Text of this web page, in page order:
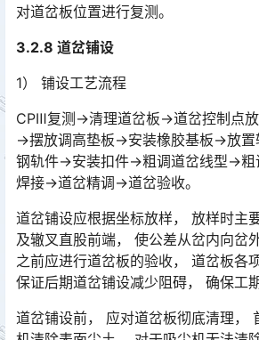
对道岔板位置进行复测。
3.2.8 道岔铺设
1） 铺设工艺流程
CPⅢ复测→清理道岔板→道岔控制点
→摆放调高垫板→安装橡胶基板→放
钢轨件→安装扣件→粗调道岔线型→
焊接→道岔精调→道岔验收。󠅅󠅃󠄵󠅂󠄪󠇖󠆨󠆨󠇕󠆞󠆒󠅬󠇘󠆭󠆘󠇙󠆝󠅵󠇗󠆭󠆁󠄐󠇗󠅹󠅸󠇖󠆍󠅳󠇖󠅹󠅰󠇖󠆌󠅹
道岔铺设应根据坐标放样， 放样时主
及辙叉直股前端， 使公差从岔内向岔
之前应进行道岔板的验收， 道岔板各
保证后期道岔铺设减少阻碍， 确保工期
道岔铺设前， 应对道岔板彻底清理，